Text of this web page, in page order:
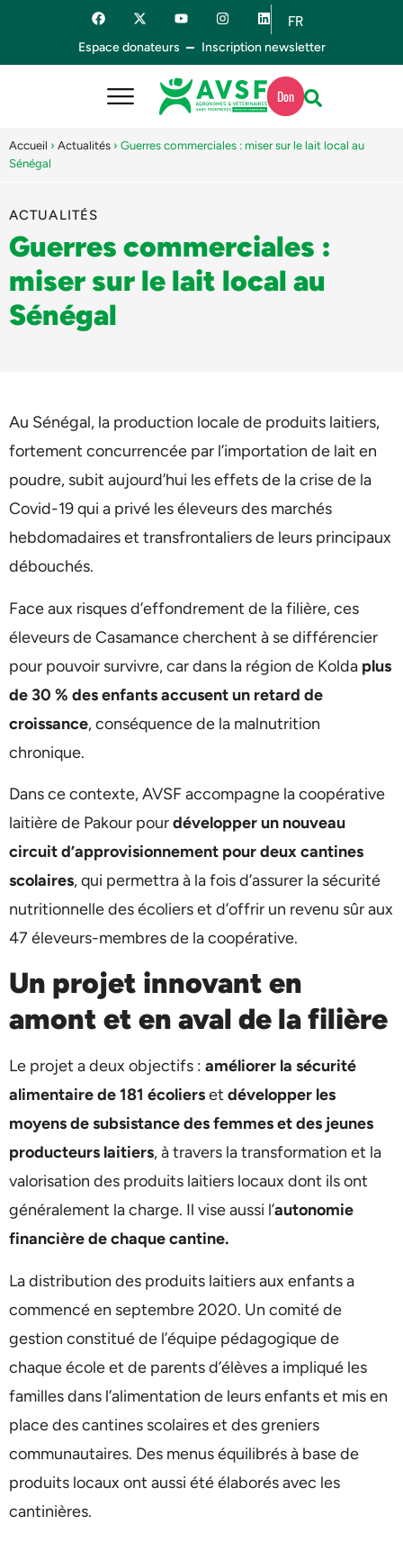
FR
ES
Espace donateurs Inscription newsletter
Don
Accueil › Actualités › Guerres commerciales : miser sur le lait local au
Sénégal
ACTUALITÉS
Guerres commerciales :
miser sur le lait local au
Sénégal
Au Sénégal, la production locale de produits laitiers,
fortement concurrencée par l’importation de lait en
poudre, subit aujourd’hui les effets de la crise de la
Covid-19 qui a privé les éleveurs des marchés
hebdomadaires et transfrontaliers de leurs principaux
débouchés.
Face aux risques d’effondrement de la filière, ces
éleveurs de Casamance cherchent à se différencier
pour pouvoir survivre, car dans la région de Kolda plus
de 30 % des enfants accusent un retard de
croissance, conséquence de la malnutrition
chronique.
Dans ce contexte, AVSF accompagne la coopérative
laitière de Pakour pourdévelopper un nouveau
circuit d’approvisionnement pour deux cantines
scolaires, qui permettra à la fois d’assurer la sécurité
nutritionnelle des écoliers et d’offrir un revenu sûr aux
47 éleveurs-membres de la coopérative.
Un projet innovant en
amont et en aval de la filière
Le projet a deux objectifs : améliorer la sécurité
alimentaire de 181 écolierset développer les
moyens de subsistance des femmes et des jeunes
producteurs laitiers, à travers la transformation et la
valorisation des produits laitiers locaux dont ils ont
généralement la charge. Il vise aussi l’autonomie
financière de chaque cantine.
La distribution des produits laitiers aux enfants a
commencé en septembre 2020. Un comité de
gestion constitué de l’équipe pédagogique de
chaque école et de parents d’élèves a impliqué les
familles dans l’alimentation de leurs enfants et mis en
place des cantines scolaires et des greniers
communautaires. Des menus équilibrés à base de
produits locaux ont aussi été élaborés avec les
cantinières.